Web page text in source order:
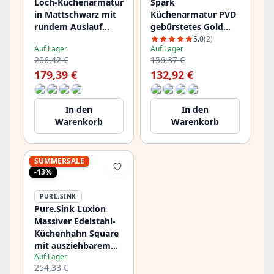
in Mattschwarz mit
rundem Auslauf
Auf Lager
206,42 €
179,39 €
In den
Warenkorb
Küchenarmatur PVD
gebürstetes Gold
PS8040-605.0(2)
Auf Lager
156,37 €
132,92 €
In den
Warenkorb
SUMMERSALE
-13%
PURE.SINK
Pure.Sink Luxion
Massiver Edelstahl-
Küchenhahn Square
mit ausziehbarem
Auslauf PLXSQUA-02
Auf Lager
254,33 €